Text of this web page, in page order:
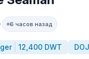
6 часов назад
12,400 DWT